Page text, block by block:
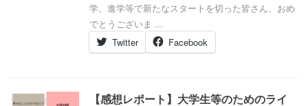
学、進学等で新たなスタートを切った皆さん、おめ
でとうございま ...
Twitter
Facebook
【感想レポート】大学生等のためのライ